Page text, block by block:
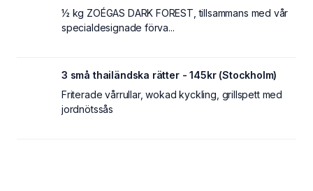
½ kg ZOÉGAS DARK FOREST, tillsammans med vår
specialdesignade förva...
3 små thailändska rätter - 145kr (Stockholm)
Friterade vårrullar, wokad kyckling, grillspett med
jordnötssås